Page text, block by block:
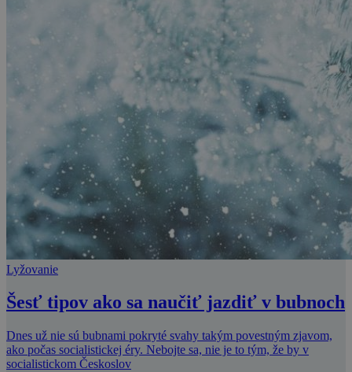
Lyžovanie
Šesť tipov ako sa naučiť jazdiť v bubnoch
Dnes už nie sú bubnami pokryté svahy takým povestným zjavom,
ako počas socialistickej éry. Nebojte sa, nie je to tým, že by v
socialistickom Českoslov